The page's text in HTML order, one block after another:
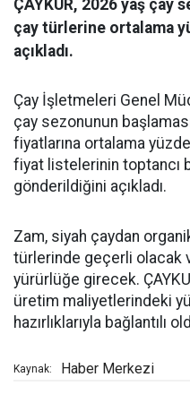
ÇAYKUR, 2026 yaş çay
çay türlerine ortalama
açıkladı.
Çay İşletmeleri Genel
çay sezonunun
fiyatlarına ortalama
fiyat listelerinin toptancı
gönderildiğini açıkladı.
Zam, siyah çaydan
türlerinde geçerli olacak
yürürlüğe girecek.
üretim maliyetlerindeki
hazırlıklarıyla bağlantılı
Kaynak: Haber Merkezi